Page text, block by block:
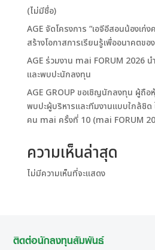
(ไม่มีชื่อ)
AGE จัดโครงการ “เอจีอีสอนน้องเก่
สร้างโอกาสการเรียนรู้เพื่ออนาคตขอ
AGE ร่วมงาน mai FORUM 2026 น
และพบปะนักลงทุน
AGE GROUP ขอเชิญนักลงทุน ผู้ถือ
พบปะผู้บริหารและทีมงานแบบใกล้ชิ
คน mai ครั้งที่ 10 (mai FORUM
ความเห็นล่าสุด
ไม่มีความเห็นที่จะแสดง
ติดต่อนักลงทุนสัมพันธ์